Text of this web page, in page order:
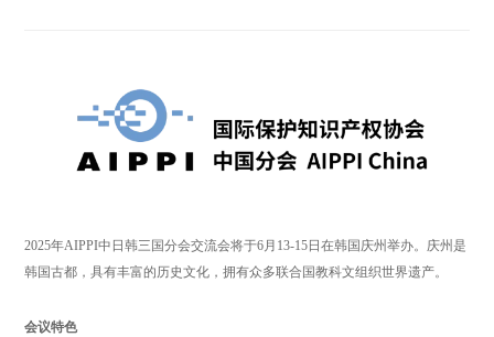
2025年AIPPI中⽇韩三国分会交流会将于6月13-15日在韩国庆州举办。庆州是
韩国古都，具有丰富的历史文化，拥有众多联合国教科文组织世界遗产。
会议特色